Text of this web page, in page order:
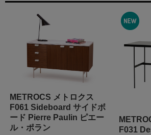
METROCS メトロクス
F061 Sideboard サイドボ
ード Pierre Paulin ピエー
ル・ポラン
F031